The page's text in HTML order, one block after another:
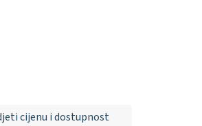
cijenu i dostupnost